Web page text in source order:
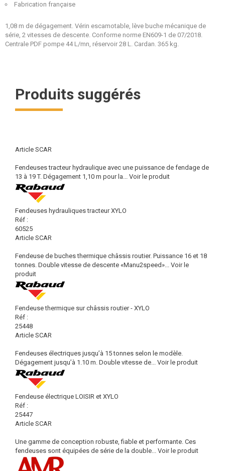
Fabrication française
1,08 m de dégagement. Vérin escamotable, lève buche mécanique de
série, 2 vitesses de descente. Conforme norme EN609-1 de 07/2018.
Centrale PDF pompe 44 L/mn, réservoir 28 L. Cardan. 365 kg.
Produits suggérés
Article SCAR
Fendeuses tracteur hydraulique avec une puissance de fendage de
13 à 19 T. Dégagement 1,10 m pour la... Voir le produit
Fendeuses hydrauliques tracteur XYLO
Réf :
60525
Article SCAR
Fendeuse de buches thermique châssis routier. Puissance 16 et 18
tonnes. Double vitesse de descente «Manu2speed»... Voir le
produit
Fendeuse thermique sur châssis routier - XYLO
Réf :
25448
Article SCAR
Fendeuses électriques jusqu’à 15 tonnes selon le modèle.
Dégagement jusqu’à 1.10 m. Double vitesse de... Voir le produit
Fendeuse électrique LOISIR et XYLO
Réf :
25447
Article SCAR
Une gamme de conception robuste, fiable et performante. Ces
fendeuses sont équipées de série de la double... Voir le produit